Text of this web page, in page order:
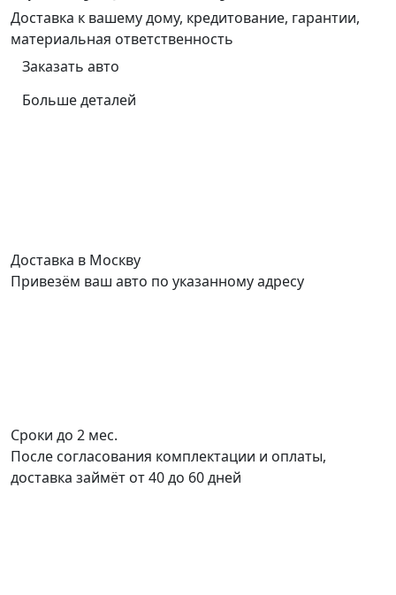
Доставка к вашему дому, кредитование, гарантии,
материальная ответственность
Заказать авто
Больше деталей
Доставка в Москву
Привезём ваш авто по указанному адресу
Сроки до 2 мес.
После согласования комплектации и оплаты,
доставка займёт от 40 до 60 дней